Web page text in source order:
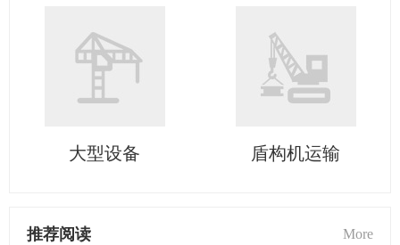
大型设备 盾构机运输
推荐阅读 More